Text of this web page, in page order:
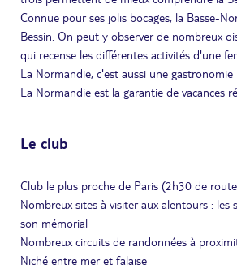
Connue pour ses jolis bocages, la Basse-
Bessin. On peut y observer de nombreux
qui recense les différentes activités d'une
La Normandie, c'est aussi une
La Normandie est la garantie de vacances
Le club
Club le plus proche de Paris (2h30 de
Nombreux sites à visiter aux alentours :
son mémorial
Nombreux circuits de randonnées à
Niché entre mer et falaise